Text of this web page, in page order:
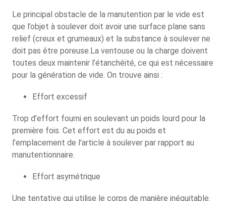
Le principal obstacle de la manutention par le vide est
que l’objet à soulever doit avoir une surface plane sans
relief (creux et grumeaux) et la substance à soulever ne
doit pas être poreuse.La ventouse ou la charge doivent
toutes deux maintenir l’étanchéité, ce qui est nécessaire
pour la génération de vide. On trouve ainsi :
Effort excessif
Trop d’effort fourni en soulevant un poids lourd pour la
première fois. Cet effort est du au poids et
l’emplacement de l’article à soulever par rapport au
manutentionnaire.
Effort asymétrique
Une tentative qui utilise le corps de manière inéquitable.